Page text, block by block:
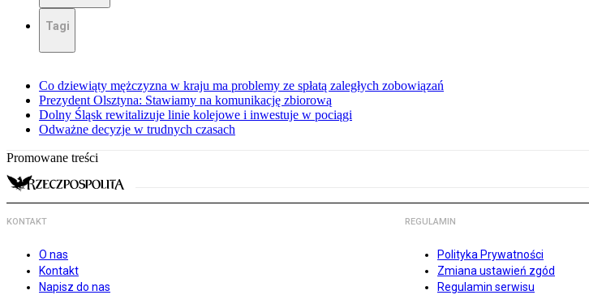
Tagi
Co dziewiąty mężczyzna w kraju ma problemy ze spłatą zaległych zobowiązań
Prezydent Olsztyna: Stawiamy na komunikację zbiorową
Dolny Śląsk rewitalizuje linie kolejowe i inwestuje w pociągi
Odważne decyzje w trudnych czasach
Promowane treści
KONTAKT
O nas
Kontakt
Napisz do nas
REGULAMIN
Polityka Prywatności
Zmiana ustawień zgód
Regulamin serwisu